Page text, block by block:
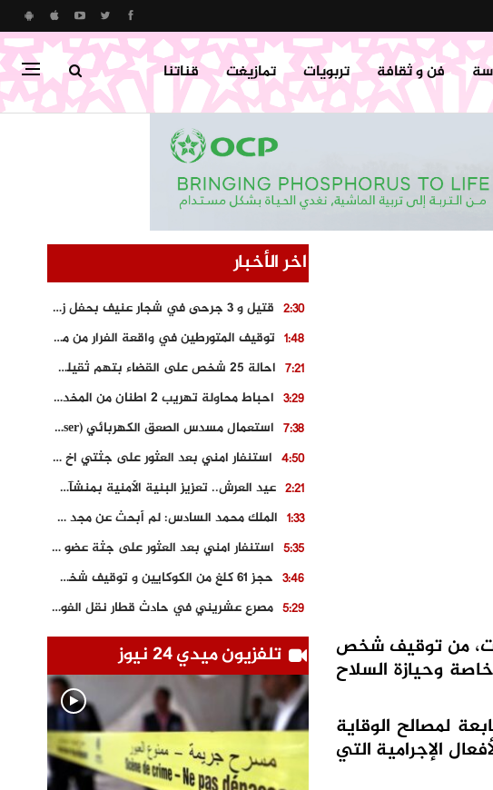
فن و ثقافة تربويات تمازيغت قناتنا
من توقيف شخص
وحيازة السلاح
لمصالح الوقاية
الإجرامية التي
اخر الأخبار
2:30
قتيل و 3 جرحى في شجار عنيف بحفل زفاف بسوق اليبت
1:48
توقيف المتورطين في واقعة الفرار من محطة وقود و حجز السيارة
7:21
احالة 25 شخص على القضاء بتهم ثقيلة على خلفية احداث المناطق الشمالية
3:29
احباط محاولة تهريب 2 اطنان من المخدرات بتارودانت
7:38
استعمال مسدس الصعق الكهربائي (Taser) من اجل تحرير شابة محتجزة
4:50
استنفار امني بعد العثور على جثتي اخ و ابن صاحب مطعم اسماك مشهور بطنجة
2:21
عيد العرش.. تعزيز البنية الأمنية بمنشآت و مصالح جديدة بكل من الحسيمة – فاس و الناظور
1:33
الملك محمد السادس: لم أبحث عن مجد شخصي.. وهَمي كرامة المغاربة
5:35
استنفار امني بعد العثور على جثة عضو سابق في حزب المصباح بالقنيطرة..
3:46
حجز 61 كلغ من الكوكايين و توقيف شخصين بالكركرات
5:29
مصرع عشريني في حادث قطار نقل الفوسفاط..
9:18
العثور على سبعينية جثة هامدة بمقر سكناها بمراكش
6:56
3:02
مصرع شابة ثلاثينية إثر سقوط سيارتها من منحدر خطير بالجرف الأصفر
3:04
توقيف “رضى الطالياني” بتهمة القيادة في حالة سكر و رفضه الامتثال للأمن
تلفزيون ميدي 24 نيوز